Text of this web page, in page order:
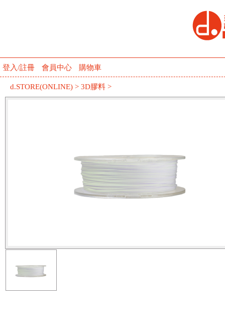
登入/註冊 會員中心 購物車
d.STORE(ONLINE) > 3D膠料 >